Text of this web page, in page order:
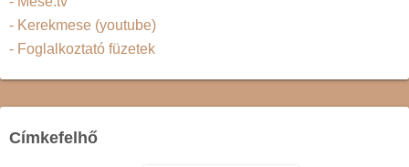
- Kerekmese (youtube)
- Foglalkoztató füzetek
Címkefelhő